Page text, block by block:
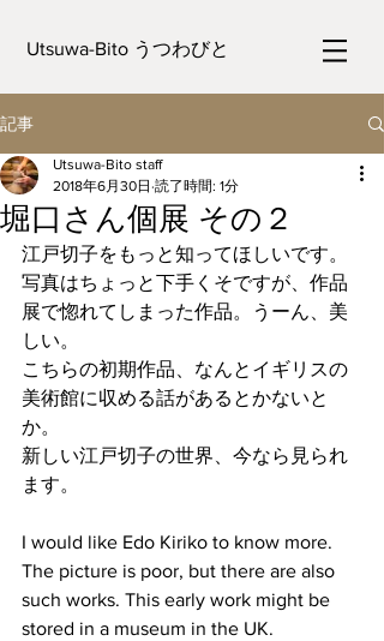
Utsuwa-Bito うつわびと
記事
堀口さん個展 その２
Utsuwa-Bito staff
2018年6月30日 読了時間: 1分
江戸切子をもっと知ってほしいです。
写真はちょっと下手くそですが、作品
展で惚れてしまった作品。うーん、美
しい。
こちらの初期作品、なんとイギリスの
美術館に収める話があるとかないと
か。
新しい江戸切子の世界、今なら見られ
ます。
I would like Edo Kiriko to know more.
The picture is poor, but there are also
such works. This early work might be
stored in a museum in the UK.